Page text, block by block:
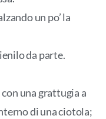
un po’ la
da parte.
una grattugia a
di una ciotola;